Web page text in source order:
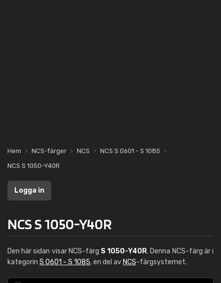
Hem NCS-färger NCS
NCS S 0601 - S 1085
NCS S 1050-Y40R
Logga in
NCS S 1050-Y40R
Den här sidan visar NCS-färg S 1050-Y40R. Denna NCS-färg är i
kategorin S 0601 - S 1085, en del av NCS-färgsystemet.